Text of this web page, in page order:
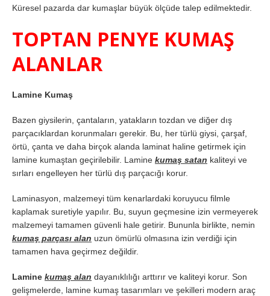
Küresel pazarda dar kumaşlar büyük ölçüde talep edilmektedir.
TOPTAN PENYE KUMAŞ
ALANLAR
Lamine Kumaş
Bazen giysilerin, çantaların, yatakların tozdan ve diğer dış
parçacıklardan korunmaları gerekir. Bu, her türlü giysi, çarşaf,
örtü, çanta ve daha birçok alanda laminat haline getirmek için
lamine kumaştan geçirilebilir. Lamine kumaş satan kaliteyi ve
sırları engelleyen her türlü dış parçacığı korur.
Laminasyon, malzemeyi tüm kenarlardaki koruyucu filmle
kaplamak suretiyle yapılır. Bu, suyun geçmesine izin vermeyerek
malzemeyi tamamen güvenli hale getirir. Bununla birlikte, nemin
kumaş parçası alan uzun ömürlü olmasına izin verdiği için
tamamen hava geçirmez değildir.
Lamine kumaş alan dayanıklılığı arttırır ve kaliteyi korur. Son
gelişmelerde, lamine kumaş tasarımları ve şekilleri modern araç